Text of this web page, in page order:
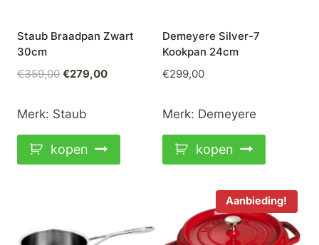
Staub Braadpan Zwart
30cm
€359,00 Oorspronkelijke
was:
€279,00Huidige
Merk: Staub
kopen
Demeyere Silver-7
Kookpan 24cm
€299,00
Merk: Demeyere
kopen
Aanbieding!